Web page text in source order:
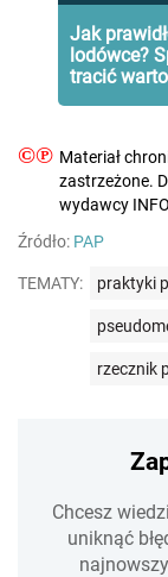
Jak
lodówce?
tracić
©℗ Materiał
zastrzeżone.
wydawcy
Źródło: PAP
TEMATY: praktyki
rzecznik
Chcesz
uniknąć